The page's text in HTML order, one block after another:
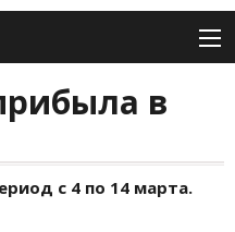
в
с 4 по 14 марта.